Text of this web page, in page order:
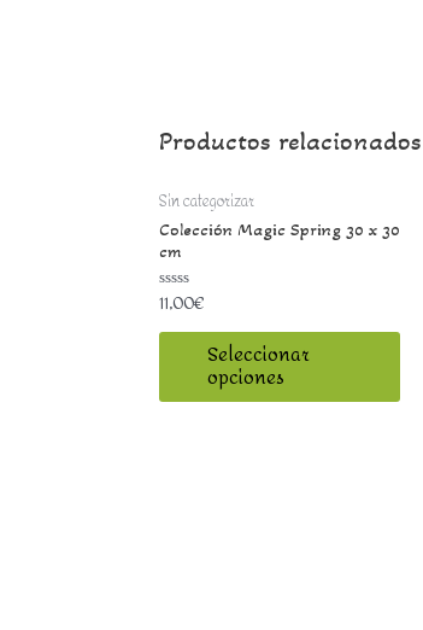
Productos relacionados
Sin categorizar
Colección Magic Spring 30 x 30
cm
Valorado
con
0
11,00€
Seleccionar
opciones